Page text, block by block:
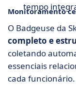
tempo
Monitoramento
O Badgeuse da
completo e
coletando
essenciais
cada